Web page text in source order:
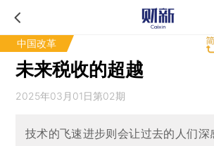
中国改革
未来税收的超越
2025年03月01日第02期
技术的飞速进步则会让过去的人们深